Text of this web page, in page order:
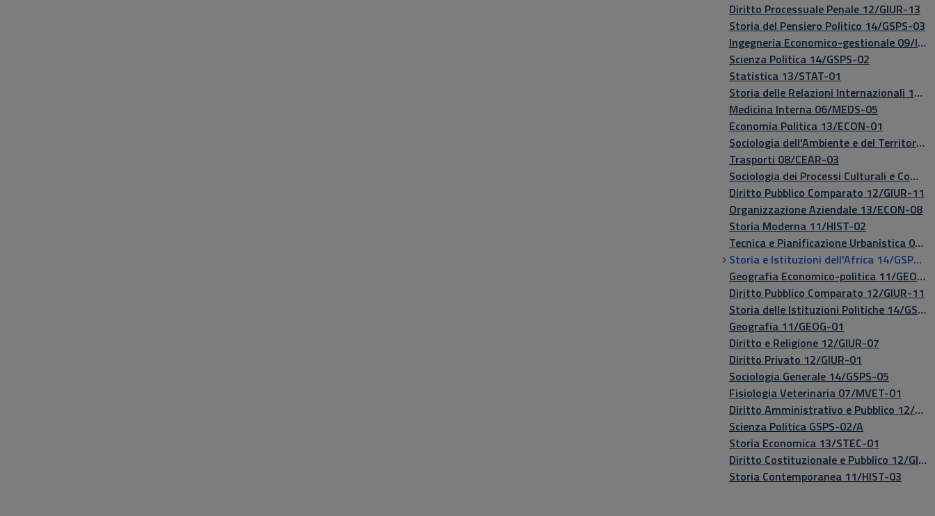
Diritto Processuale Penale 12/GIUR-13
Storia del Pensiero Politico 14/GSPS-03
Ingegneria Economico-gestionale 09/IEGE-01
Scienza Politica 14/GSPS-02
Statistica 13/STAT-01
Storia delle Relazioni Internazionali 14/GSPS-04
Medicina Interna 06/MEDS-05
Economia Politica 13/ECON-01
Sociologia dell'Ambiente e del Territorio 14/GSPS-08
Trasporti 08/CEAR-03
Sociologia dei Processi Culturali e Comunicativi 14/GSPS-06
Diritto Pubblico Comparato 12/GIUR-11​
Organizzazione Aziendale 13/ECON-08
Storia Moderna 11/HIST-02
Tecnica e Pianificazione Urbanistica 08/CEAR-12
Storia e Istituzioni dell'Africa 14/GSPS-04
Geografia Economico-politica 11/GEOG-01
Diritto Pubblico Comparato 12/GIUR-11
Storia delle Istituzioni Politiche 14/GSPS-03
Geografia 11/GEOG-01
Diritto e Religione 12/GIUR-07
Diritto Privato 12/GIUR-01
Sociologia Generale 14/GSPS-05
Fisiologia Veterinaria 07/MVET-01
Diritto Amministrativo e Pubblico 12/GIUR-06
Scienza Politica GSPS-02/A
Storia Economica 13/STEC-01
Diritto Costituzionale e Pubblico 12/GIUR-05
Storia Contemporanea 11/HIST-03